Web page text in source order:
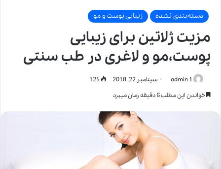
دسته‌بندی نشده زیبایی پوست و مو
مزیت ژلاتین برای زیبایی
پوست،مو و لاغری در طب سنتی
admin 1 سپتامبر 22, 2018
خواندن این مطلب 6 دقیقه زمان میبرد